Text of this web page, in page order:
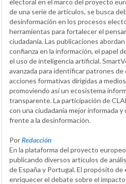
de una serie de artículos, se busca
desinformación en los procesos
herramientas para fortalecer el
ciudadanía. Las publicaciones
confianza en la información, el papel
el uso de inteligencia artificial.
avanzada para identificar patrones
acciones formativas dirigidas a
promoviendo así un ecosistema
transparente. La participación de
con una ciudadanía mejor informada
frente a la desinformación.
PorRedacción
En la plataforma del proyecto europeo
publicando diversos artículos de
de España y Portugal. El propósito
enriquecer el debate sobre el